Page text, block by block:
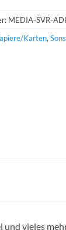
MEDIA-SVR-
Karten,
vieles